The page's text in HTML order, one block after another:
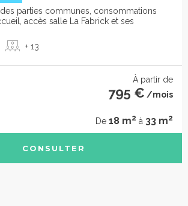
parties communes, consommations
accès salle La Fabrick et ses
+ 13
À partir de
795 € /mois
De 18 m2 à 33 m2
CONSULTER